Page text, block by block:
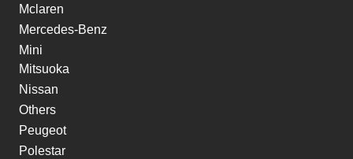
Mclaren
Mercedes-Benz
Mini
Mitsuoka
Nissan
Others
Peugeot
Polestar